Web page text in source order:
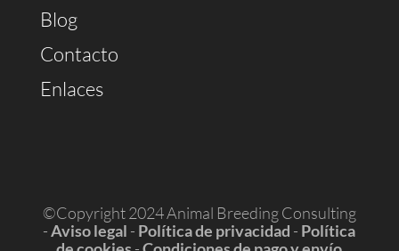
Blog
Contacto
Enlaces
©Copyright 2024 Animal Breeding Consulting
-Aviso legal - Política de privacidad - Política